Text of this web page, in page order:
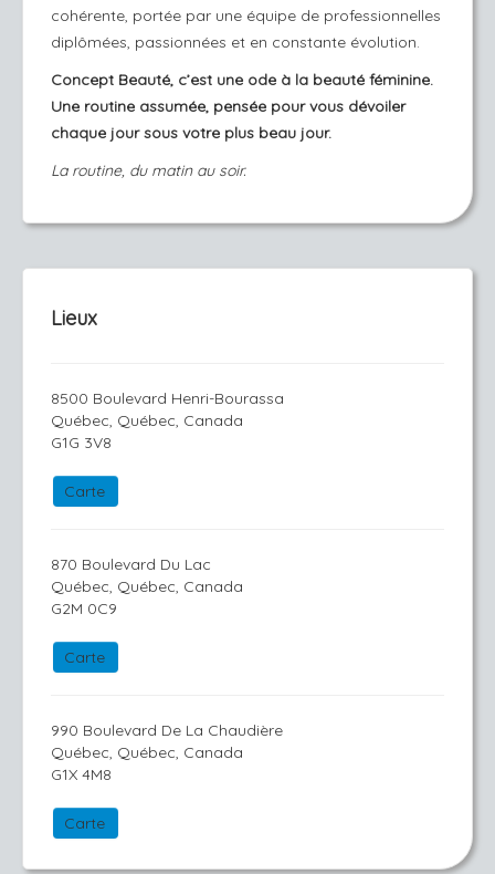
cohérente, portée par une équipe de professionnelles
diplômées, passionnées et en constante évolution.
Concept Beauté, c’est une ode à la beauté féminine.
Une routine assumée, pensée pour vous dévoiler
chaque jour sous votre plus beau jour.
La routine, du matin au soir.
Lieux
8500 Boulevard Henri-Bourassa
Québec, Québec, Canada
G1G 3V8
Carte
870 Boulevard Du Lac
Québec, Québec, Canada
G2M 0C9
Carte
990 Boulevard De La Chaudière
Québec, Québec, Canada
G1X 4M8
Carte